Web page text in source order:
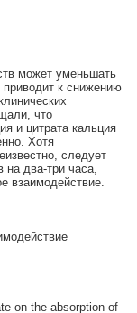
может уменьшать
приводит к снижению
что
и цитрата кальция
Хотя
следует
на два-три часа,
взаимодействие.
on the absorption of